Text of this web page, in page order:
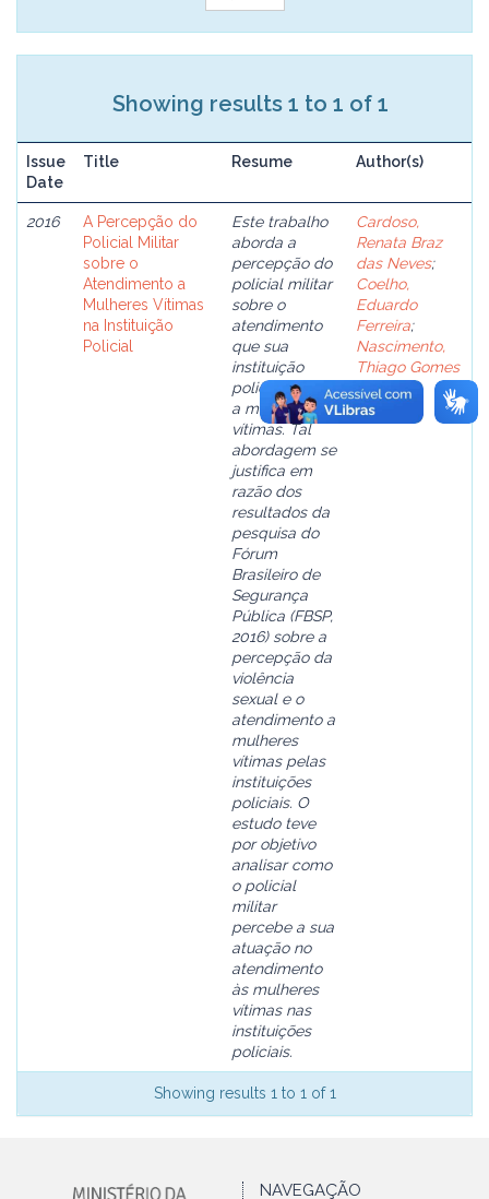
Showing results 1 to 1 of 1
Issue
Date
Title Resume Author(s)
2016
A Percepção do
Policial Militar
sobre o
Atendimento a
Mulheres Vítimas
na Instituição
Policial
Este trabalho
aborda a
percepção do
policial militar
sobre o
atendimento
que sua
instituição
policial presta
a mulheres
vítimas. Tal
abordagem se
justifica em
razão dos
resultados da
pesquisa do
Fórum
Brasileiro de
Segurança
Pública (FBSP,
2016) sobre a
percepção da
violência
sexual e o
atendimento a
mulheres
vítimas pelas
instituições
policiais. O
estudo teve
por objetivo
analisar como
o policial
militar
percebe a sua
atuação no
atendimento
às mulheres
vítimas nas
instituições
policiais.
Cardoso,
Renata Braz
das Neves;
Coelho,
Eduardo
Ferreira;
Nascimento,
Thiago Gomes
Showing results 1 to 1 of 1
NAVEGAÇÃO